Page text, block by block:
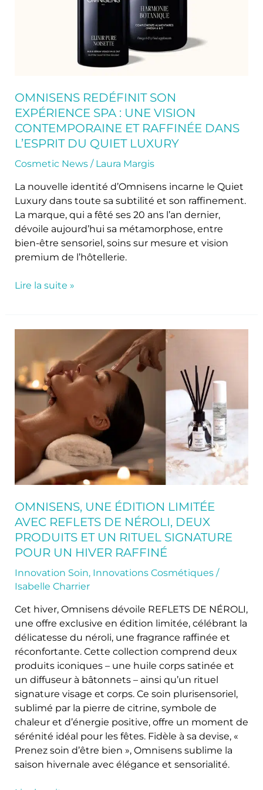
OMNISENS REDÉFINIT SON
EXPÉRIENCE SPA : UNE VISION
CONTEMPORAINE ET RAFFINÉE DANS
L’ESPRIT DU QUIET LUXURY
Cosmetic News/ Laura Margis
La nouvelle identité d’Omnisens incarne le Quiet
Luxury dans toute sa subtilité et son raffinement.
La marque, qui a fêté ses 20 ans l’an dernier,
dévoile aujourd’hui sa métamorphose, entre
bien-être sensoriel, soins sur mesure et vision
premium de l’hôtellerie.
du
Quiet
Luxury
Lire la suite »
OMNISENS, UNE ÉDITION LIMITÉE
AVEC REFLETS DE NÉROLI, DEUX
PRODUITS ET UN RITUEL SIGNATURE
POUR UN HIVER RAFFINÉ
Innovation Soin, Innovations Cosmétiques/
Isabelle Charrier
Cet hiver, Omnisens dévoile REFLETS DE NÉROLI,
une offre exclusive en édition limitée, célébrant la
délicatesse du néroli, une fragrance raffinée et
réconfortante. Cette collection comprend deux
produits iconiques – une huile corps satinée et
un diffuseur à bâtonnets – ainsi qu’un rituel
signature visage et corps. Ce soin plurisensoriel,
sublimé par la pierre de citrine, symbole de
chaleur et d’énergie positive, offre un moment de
sérénité idéal pour les fêtes. Fidèle à sa devise, «
Prenez soin d’être bien », Omnisens sublime la
saison hivernale avec élégance et sensorialité.
édition
limitée
avec
Reflets
de
produits
et
rituel
signature
pour
un
hiver
raffiné